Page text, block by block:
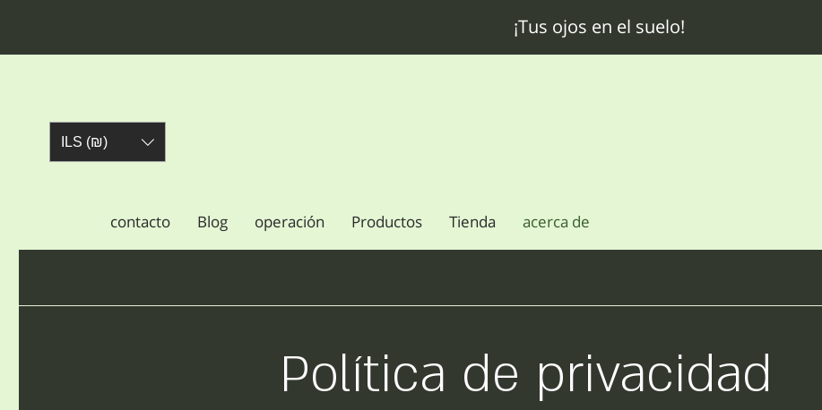
¡Tus ojos en el suelo!
ILS (₪)
acerca de
Tienda
Productos
operación
Blog
contacto
Política de privacidad